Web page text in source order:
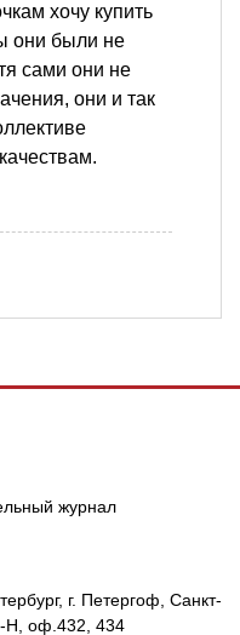
хочу купить
они были не
сами они не
они и так
журнал
г. Петергоф, Санкт-
Н, оф.432, 434